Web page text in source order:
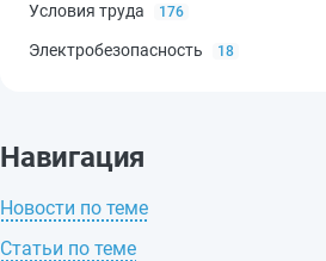
Условия труда 176
Электробезопасность 18
Навигация
Новости по теме
Статьи по теме